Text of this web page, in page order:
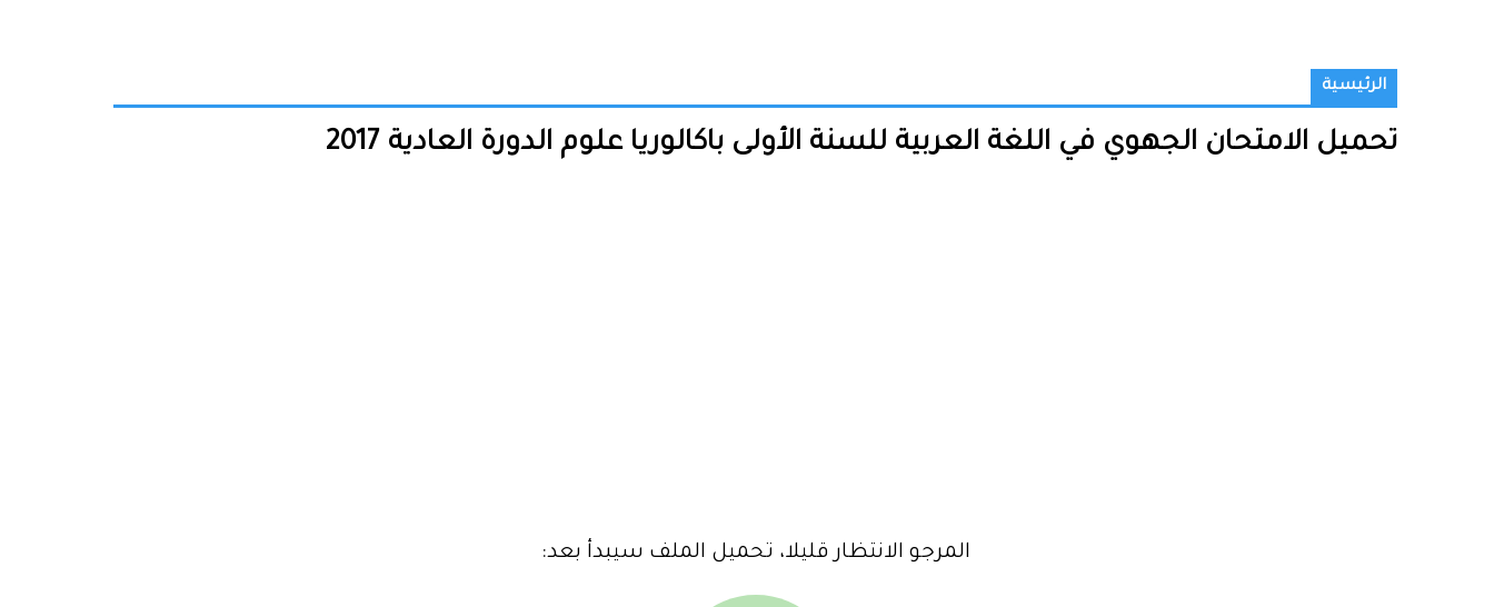
الرئيسية
تحميل الامتحان الجهوي في اللغة العربية للسنة الأولى باكالوريا علوم الدورة العادية 2017
المرجو الانتظار قليلا، تحميل الملف سيبدأ بعد: